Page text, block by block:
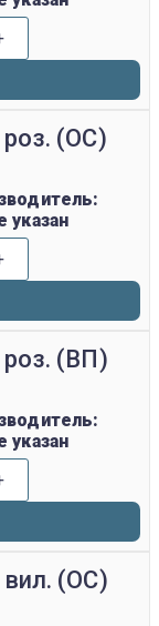
(ОС)
указан
(ВП)
указан
(ОС)